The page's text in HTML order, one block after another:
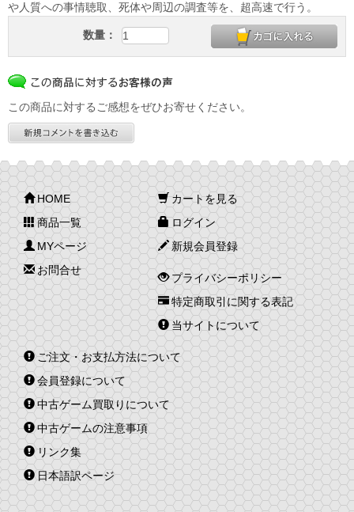
や人質への事情聴取、死体や周辺の調査等を、超高速で行う。
数量：
この商品に対するご感想をぜひお寄せください。
HOME
商品一覧
MYページ
お問合せ
カートを見る
ログイン
新規会員登録
プライバシーポリシー
特定商取引に関する表記
当サイトについて
ご注文・お支払方法について
会員登録について
中古ゲーム買取りについて
中古ゲームの注意事項
リンク集
日本語訳ページ